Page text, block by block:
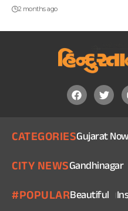
2 months ago
CATEGORIESGujarat Now
CITY NEWSGandhinagar
#POPULARBeautiful